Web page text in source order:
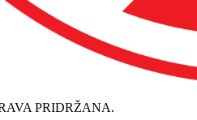
PRIDRŽANA.